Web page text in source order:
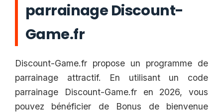
parrainage Discount-
Game.fr
Discount-Game.fr propose un programme de
parrainage attractif. En utilisant un code
parrainage Discount-Game.fr en 2026, vous
pouvez bénéficier de Bonus de bienvenue